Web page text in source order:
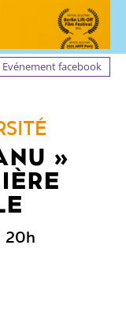
Evénement facebook
»
20h